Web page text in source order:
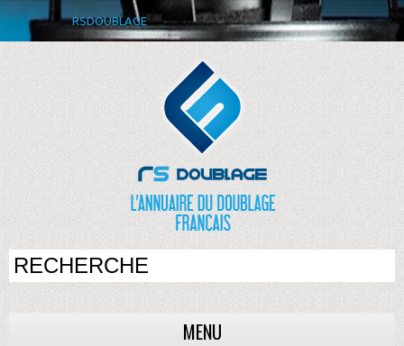
RSDOUBLAGE
MENU